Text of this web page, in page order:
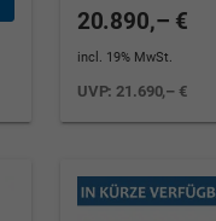
20.890,– €
incl. 19% MwSt.
UVP:21.690,– €